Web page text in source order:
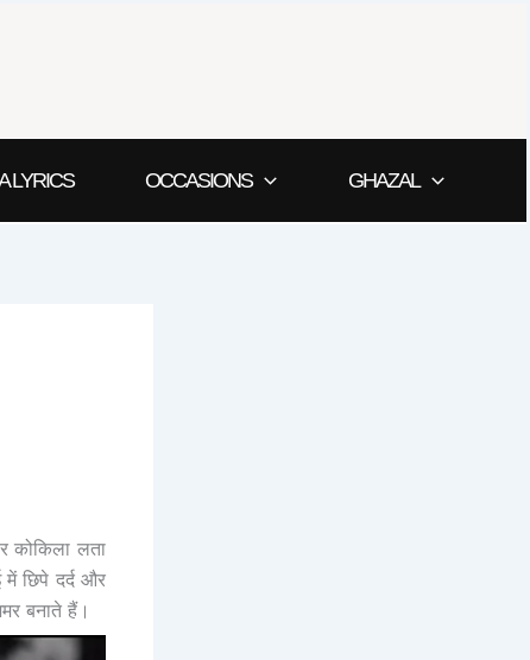
LYRICS OCCASIONS GHAZAL
कोकिला लता
छिपे दर्द और
बनाते हैं।